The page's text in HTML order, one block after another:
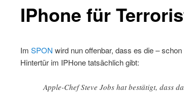
IPhone für
Im SPON wird nun offenbar, dass es die –
Hintertür im IPHone tatsächlich gibt:
Apple-Chef Steve Jobs hat bestätigt, dass